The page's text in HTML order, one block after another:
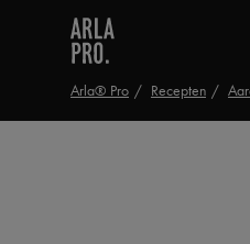
Arla® Pro Recepten